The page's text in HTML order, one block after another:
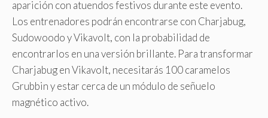
aparición con atuendos festivos durante este evento.
Los entrenadores podrán encontrarse con Charjabug,
Sudowoodo y Vikavolt, con la probabilidad de
encontrarlos en una versión brillante. Para transformar
Charjabug en Vikavolt, necesitarás 100 caramelos
Grubbin y estar cerca de un módulo de señuelo
magnético activo.